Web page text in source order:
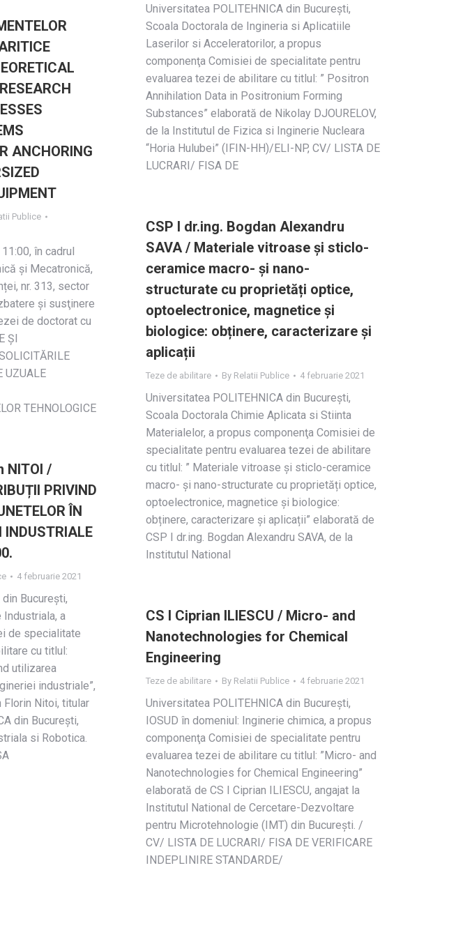
ANCHORING
Publice
în cadrul
și Mecatronică,
nr. 313, sector
și susţinere
de doctorat cu
ŞI
UZUALE
TEHNOLOGICE
Universitatea POLITEHNICA din Bucureşti,
Scoala Doctorala de Ingineria si Aplicatiile
Laserilor si Acceleratorilor, a propus
componenţa Comisiei de specialitate pentru
evaluarea tezei de abilitare cu titlul: ” Positron
Annihilation Data in Positronium Forming
Substances” elaborată de Nikolay DJOURELOV,
de la Institutul de Fizica si Inginerie Nucleara
“Horia Hulubei” (IFIN-HH)/ELI-NP, CV/ LISTA DE
LUCRARI/ FISA DE
CSP I dr.ing. Bogdan Alexandru
SAVA / Materiale vitroase și sticlo-
ceramice macro- și nano-
structurate cu proprietăți optice,
optoelectronice, magnetice și
biologice: obținere, caracterizare și
aplicații
Teze de abilitare By Relatii Publice 4 februarie 2021
Universitatea POLITEHNICA din Bucureşti,
Scoala Doctorala Chimie Aplicata si Stiinta
Materialelor, a propus componenţa Comisiei de
specialitate pentru evaluarea tezei de abilitare
cu titlul: ” Materiale vitroase și sticlo-ceramice
macro- și nano-structurate cu proprietăți optice,
optoelectronice, magnetice și biologice:
obținere, caracterizare și aplicații” elaborată de
CSP I dr.ing. Bogdan Alexandru SAVA, de la
Institutul National
NITOI /
PRIVIND
ÎN
INDUSTRIALE
4 februarie 2021
Bucureşti,
Industriala, a
de specialitate
cu titlul:
utilizarea
industriale”,
Florin Nitoi, titular
din Bucureşti,
si Robotica.
CS I Ciprian ILIESCU / Micro- and
Nanotechnologies for Chemical
Engineering
Teze de abilitare By Relatii Publice 4 februarie 2021
Universitatea POLITEHNICA din Bucureşti,
IOSUD în domeniul: Inginerie chimica, a propus
componenţa Comisiei de specialitate pentru
evaluarea tezei de abilitare cu titlul: ”Micro- and
Nanotechnologies for Chemical Engineering”
elaborată de CS I Ciprian ILIESCU, angajat la
Institutul National de Cercetare-Dezvoltare
pentru Microtehnologie (IMT) din Bucureşti. /
CV/ LISTA DE LUCRARI/ FISA DE VERIFICARE
INDEPLINIRE STANDARDE/